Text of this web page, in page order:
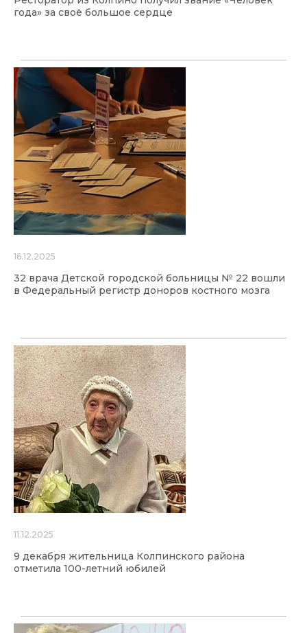
года» за своё большое сердце
16.12.2025
32 врача Детской городской больницы № 22 вошли
в Федеральный регистр доноров костного мозга
11.12.2025
9 декабря жительница Колпинского района
отметила 100-летний юбилей